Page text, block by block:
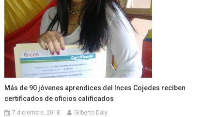
Más de 90 jóvenes aprendices del Inces Cojedes reciben
certificados de oficios calificados
7 diciembre, 2018 Gilberto Daly